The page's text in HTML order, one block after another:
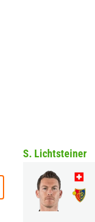
S. Lichtsteiner